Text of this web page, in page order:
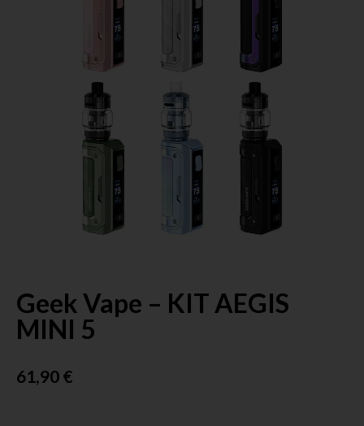
Geek Vape – KIT AEGIS
MINI 5
61,90€